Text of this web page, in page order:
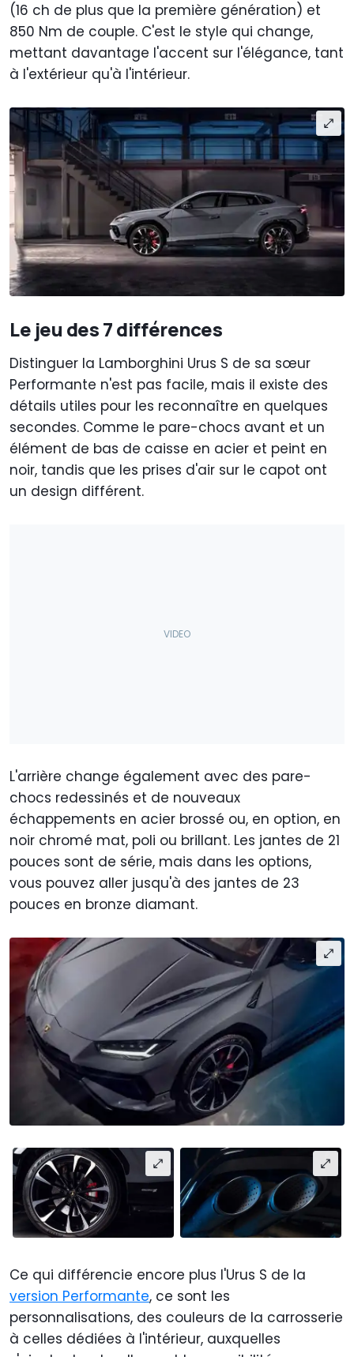
(16 ch de plus que la première génération) et
850 Nm de couple. C'est le style qui change,
mettant davantage l'accent sur l'élégance, tant
à l'extérieur qu'à l'intérieur.
Le jeu des 7 différences
Distinguer la Lamborghini Urus S de sa sœur
Performante n'est pas facile, mais il existe des
détails utiles pour les reconnaître en quelques
secondes. Comme le pare-chocs avant et un
élément de bas de caisse en acier et peint en
noir, tandis que les prises d'air sur le capot ont
un design différent.
L'arrière change également avec des pare-
chocs redessinés et de nouveaux
échappements en acier brossé ou, en option, en
noir chromé mat, poli ou brillant. Les jantes de 21
pouces sont de série, mais dans les options,
vous pouvez aller jusqu'à des jantes de 23
pouces en bronze diamant.
Ce qui différencie encore plus l'Urus S de la
version Performante, ce sont les
personnalisations, des couleurs de la carrosserie
à celles dédiées à l'intérieur, auxquelles